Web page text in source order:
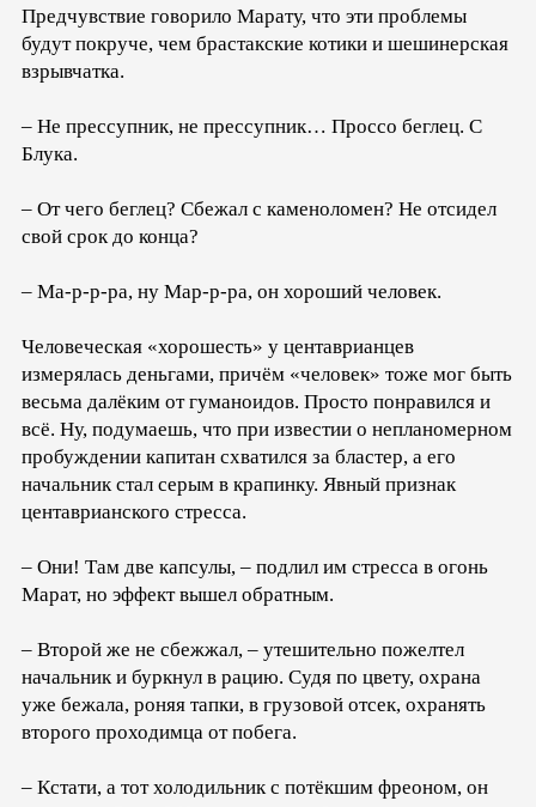
Предчувствие говорило Марату, что эти проблемы
будут покруче, чем брастакские котики и шешинерская
взрывчатка.
– Не прессупник, не прессупник… Проссо беглец. С
Блука.
– От чего беглец? Сбежал с каменоломен? Не отсидел
свой срок до конца?
– Ма-р-р-ра, ну Мар-р-ра, он хороший человек.
Человеческая «хорошесть» у центаврианцев
измерялась деньгами, причём «человек» тоже мог быть
весьма далёким от гуманоидов. Просто понравился и
всё. Ну, подумаешь, что при известии о непланомерном
пробуждении капитан схватился за бластер, а его
начальник стал серым в крапинку. Явный признак
центаврианского стресса.
– Они! Там две капсулы, – подлил им стресса в огонь
Марат, но эффект вышел обратным.
– Второй же не сбежжал, – утешительно пожелтел
начальник и буркнул в рацию. Судя по цвету, охрана
уже бежала, роняя тапки, в грузовой отсек, охранять
второго проходимца от побега.
– Кстати, а тот холодильник с потёкшим фреоном, он